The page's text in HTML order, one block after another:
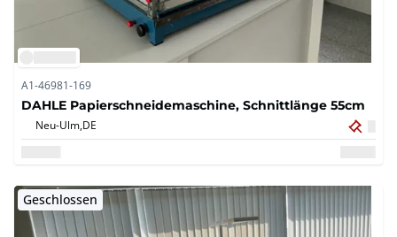
A1-46981-169
DAHLE Papierschneidemaschine, Schnittlänge 55cm
Neu-Ulm,DE
Geschlossen